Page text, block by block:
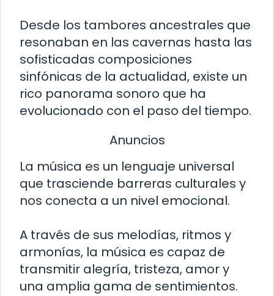
Desde los tambores ancestrales que
resonaban en las cavernas hasta las
sofisticadas composiciones
sinfónicas de la actualidad, existe un
rico panorama sonoro que ha
evolucionado con el paso del tiempo.
Anuncios
La música es un lenguaje universal
que trasciende barreras culturales y
nos conecta a un nivel emocional.
A través de sus melodías, ritmos y
armonías, la música es capaz de
transmitir alegría, tristeza, amor y
una amplia gama de sentimientos.